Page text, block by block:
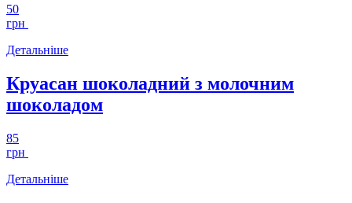
50
грн
Детальніше
Круасан шоколадний з молочним
шоколадом
85
грн
Детальніше